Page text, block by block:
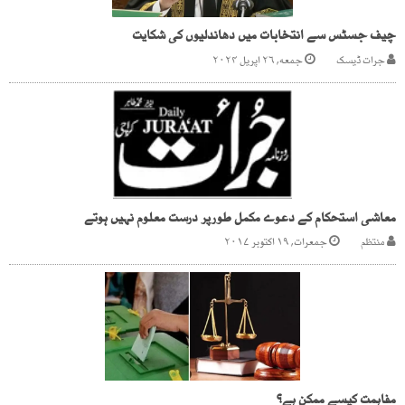
چیف جسٹس سے انتخابات میں دھاندلیوں کی شکایت
جرات ڈیسک جمعه, ۲۶ اپریل ۲۰۲۴
معاشی استحکام کے دعوے مکمل طورپر درست معلوم نہیں ہوتے
منتظم جمعرات, ۱۹ اکتوبر ۲۰۱۷